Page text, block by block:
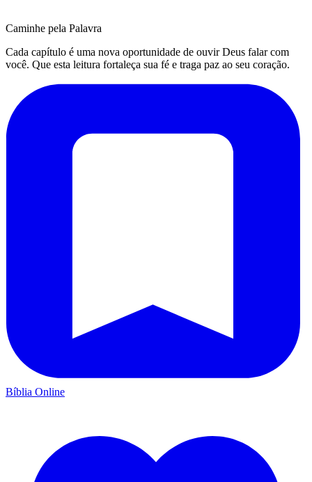
Caminhe pela Palavra
Cada capítulo é uma nova oportunidade de ouvir Deus falar com
você. Que esta leitura fortaleça sua fé e traga paz ao seu coração.
Bíblia Online